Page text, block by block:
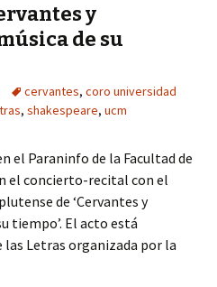
y
de su
cervantes, coro universidad
, shakespeare, ucm
el Paraninfo de la Facultad de
el concierto-recital con el
de ‘Cervantes y
tiempo’. El acto está
las Letras organizada por la